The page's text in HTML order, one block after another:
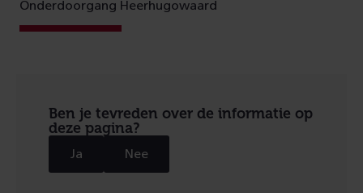
Onderdoorgang Heerhugowaard
Ben je tevreden over de informatie op
deze pagina?
Ja Nee